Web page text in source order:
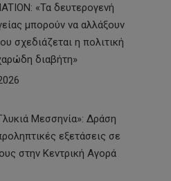
«Τα δευτερογενή
μπορούν να αλλάξουν
σχεδιάζεται η πολιτική
διαβήτη»
Μεσσηνία»: Δράση
εξετάσεις σε
στην Κεντρική Αγορά